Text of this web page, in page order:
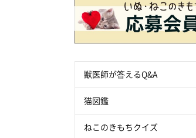
獣医師が答えるQ&A
猫図鑑
ねこのきもちクイズ